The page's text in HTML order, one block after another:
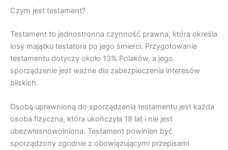
Czym jest testament?
Testament to jednostronna czynność prawna, która określa
losy majątku testatora po jego śmierci. Przygotowanie
testamentu dotyczy około 13% Polaków, a jego
sporządzenie jest ważne dla zabezpieczenia interesów
bliskich.
Osobą uprawnioną do sporządzenia testamentu jest każda
osoba fizyczna, która ukończyła 18 lat i nie jest
ubezwłasnowolniona. Testament powinien być
sporządzony zgodnie z obowiązującymi przepisami